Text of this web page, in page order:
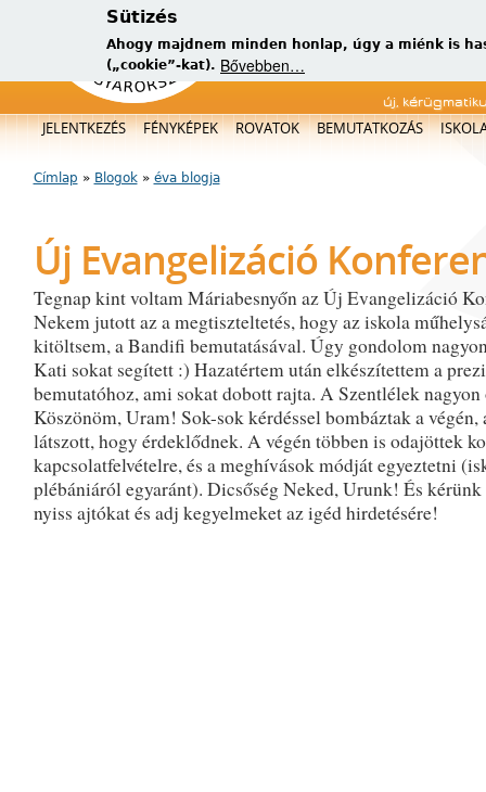
Sütizés
Ahogy majdnem minden honlap, úgy a miénk is
(„cookie”-kat). Bővebben…
új,
Főmenü
JELENTKEZÉS FÉNYKÉPEK ROVATOK BEMUTATKOZÁS
Jelenlegi hely
Címlap » Blogok» éva blogja
Új Evangelizáció
Tegnap kint voltam Máriabesnyőn az Új Evangelizáció
Nekem jutott az a megtiszteltetés, hogy az iskola
kitöltsem, a Bandifi bemutatásával. Úgy gondolom
Kati sokat segített :) Hazatértem után elkészítettem a
bemutatóhoz, ami sokat dobott rajta. A Szentlélek
Köszönöm, Uram! Sok-sok kérdéssel bombáztak a végén,
látszott, hogy érdeklődnek. A végén többen is odajöttek
kapcsolatfelvételre, és a meghívások módját egyeztetni
plébániáról egyaránt). Dicsőség Neked, Urunk! És kérünk
nyiss ajtókat és adj kegyelmeket az igéd hirdetésére!